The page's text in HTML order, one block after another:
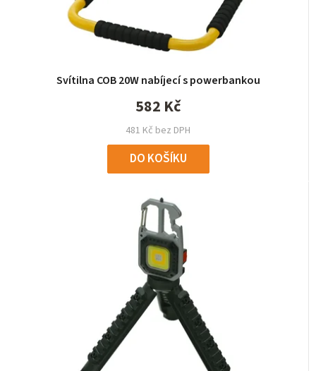
Svítilna COB 20W nabíjecí s powerbankou
481 Kč bez DPH
582 Kč
DO KOŠÍKU